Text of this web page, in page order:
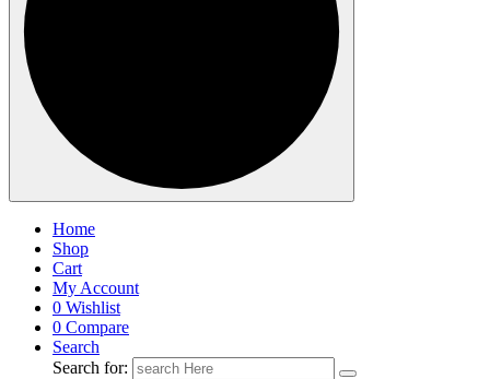
Home
Shop
Cart
My Account
0 Wishlist
0 Compare
Search
Search for: